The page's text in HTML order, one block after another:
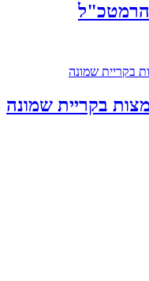
הרמטכ"ל
בקריית שמונה